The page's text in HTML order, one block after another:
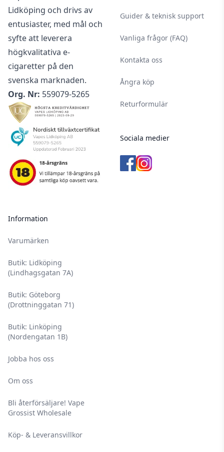
Lidköping och drivs av
entusiaster, med mål och
syfte att leverera
högkvalitativa e-
cigaretter på den
svenska marknaden.
Org. Nr: 559079-5265
Information
Varumärken
Butik: Lidköping
(Lindhagsgatan 7A)
Butik: Göteborg
(Drottninggatan 71)
Butik: Linköping
(Nordengatan 1B)
Jobba hos oss
Om oss
Bli återförsäljare! Vape
Grossist Wholesale
Köp- & Leveransvillkor
Guider & teknisk support
Vanliga frågor (FAQ)
Kontakta oss
Ångra köp
Returformulär
Sociala medier